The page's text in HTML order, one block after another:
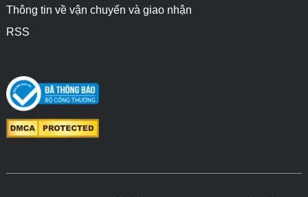
Thông tin về vận chuyển và giao nhận
RSS